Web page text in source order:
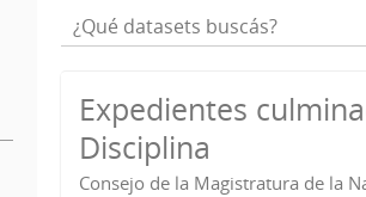
Expedientes
Disciplina
Consejo de la Magistratura de la